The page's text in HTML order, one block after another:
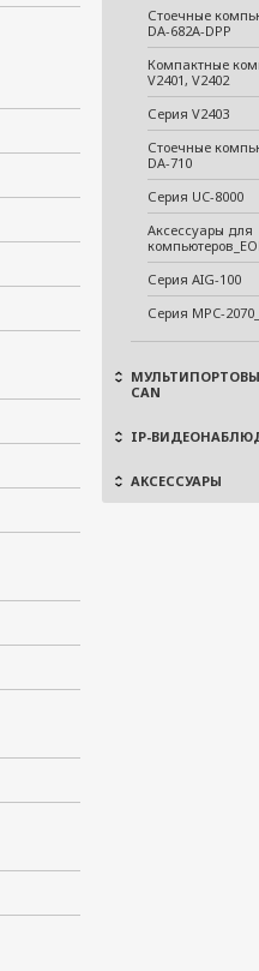
Стоечные
DA-682A-DPP
Компактные
V2401, V2402
Серия V2403
Стоечные
DA-710
Серия UC-8000
Аксессуары для
Серия AIG-100
Серия MPC-
CAN
IP-
АКСЕССУАРЫ